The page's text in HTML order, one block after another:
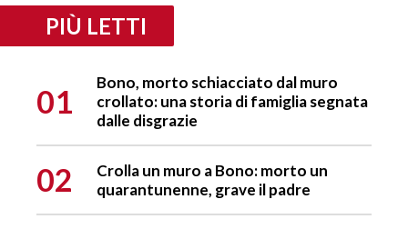
PIÙ LETTI
01
Bono, morto schiacciato dal muro
crollato: una storia di famiglia segnata
dalle disgrazie
02
Crolla un muro a Bono: morto un
quarantunenne, grave il padre